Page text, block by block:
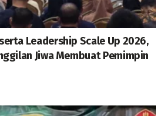
Leadership Scale Up 2026,
Jiwa Membuat Pemimpin